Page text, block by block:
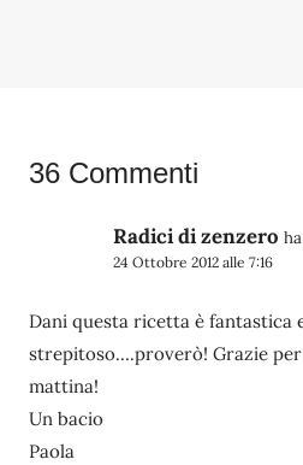
36 Commenti
Radici di zenzero
24 Ottobre 2012 alle 7:16
Dani questa ricetta è fantastica
strepitoso….proverò! Grazie
mattina!
Un bacio
Paola